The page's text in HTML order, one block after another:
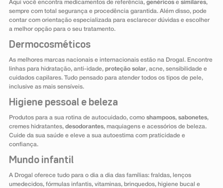
Aqui você encontra medicamentos de referência, genéricose similares,
sempre com total segurança e procedência garantida. Além disso, pode
contar com orientação especializada para esclarecer dúvidas e escolher
a melhor opção para o seu tratamento.
Dermocosméticos
As melhores marcas nacionais e internacionais estão na Drogal. Encontre
linhas para hidratação, anti-idade, proteção solar, acne, sensibilidade e
cuidados capilares. Tudo pensado para atender todos os tipos de pele,
inclusive as mais sensíveis.
Higiene pessoal e beleza
Produtos para a sua rotina de autocuidado, como shampoos, sabonetes,
cremes hidratantes, desodorantes, maquiagens e acessórios de beleza.
Cuide da sua saúde e eleve a sua autoestima com praticidade e
confiança.
Mundo infantil
A Drogal oferece tudo para o dia a dia das famílias: fraldas, lenços
umedecidos, fórmulas infantis, vitaminas, brinquedos, higiene bucal e